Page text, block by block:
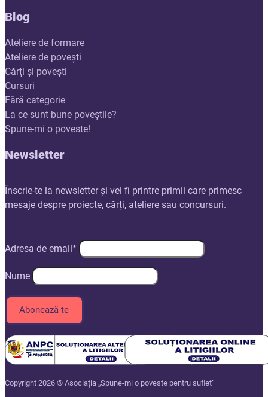
Blog
Ateliere de formare
Ateliere de povești
Cărți și povești
Cursuri
Fără categorie
La ce sunt bune poveștile?
Spune-mi o poveste!
Newsletter
Înscrie-te la newsletter și vei fi printre primii care primesc
mesaje despre proiecte, cărți, ateliere sau concursuri.
Adresa de email*
Nume
Copyright 2026 © Asociația „Spune-mi o poveste pentru suflet”